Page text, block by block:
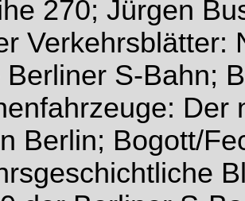
270; Jürgen
Verkehrsblätter:
Berliner S-Bahn;
Der
Berlin; Bogott/